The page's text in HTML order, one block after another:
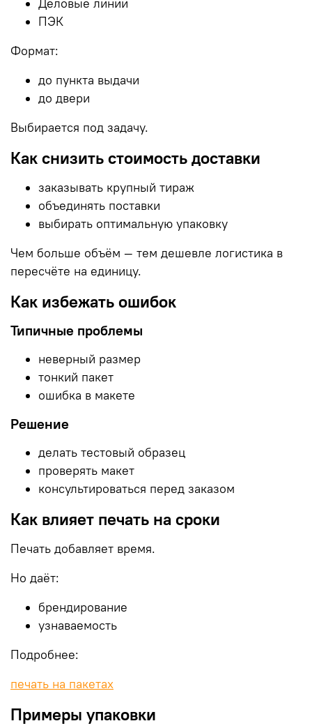
Деловые линии
ПЭК
Формат:
до пункта выдачи
до двери
Выбирается под задачу.
Как снизить стоимость доставки
заказывать крупный тираж
объединять поставки
выбирать оптимальную упаковку
Чем больше объём — тем дешевле логистика в
пересчёте на единицу.
Как избежать ошибок
Типичные проблемы
неверный размер
тонкий пакет
ошибка в макете
Решение
делать тестовый образец
проверять макет
консультироваться перед заказом
Как влияет печать на сроки
Печать добавляет время.
Но даёт:
брендирование
узнаваемость
Подробнее:
печать на пакетах
Примеры упаковки